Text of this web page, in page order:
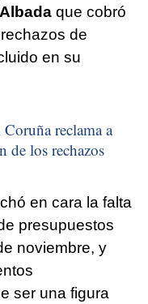
que cobró
de
en su
reclama a
de los rechazos
en cara la falta
presupuestos
noviembre, y
ser una figura